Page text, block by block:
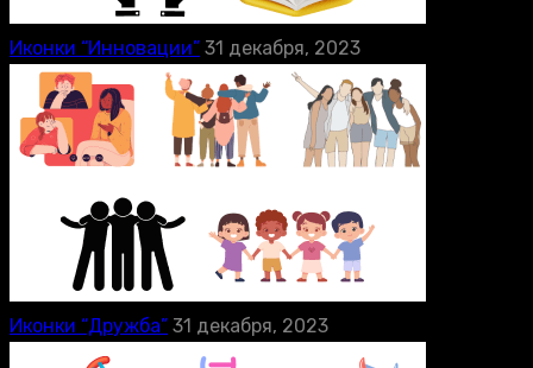
Иконки “Инновации” 31 декабря, 2023
Иконки “Дружба” 31 декабря, 2023